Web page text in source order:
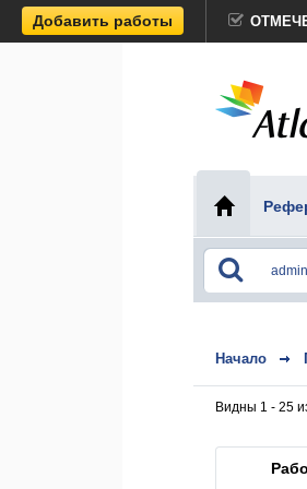
Добавить работы
Начало
Видны 1 - 25